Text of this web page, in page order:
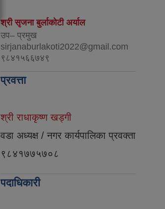
श्री सृजना बुर्लाकोटी अर्याल
उप– प्रमुख
sirjanaburlakoti2022@gmail.com
९८४१५६६७४९
प्रवत्ता
श्री राधाकृष्ण खड्गी
वडा अध्यक्ष / नगर कार्यपालिका प्रवक्ता
९८४१७७५७०८
पदाधिकारी